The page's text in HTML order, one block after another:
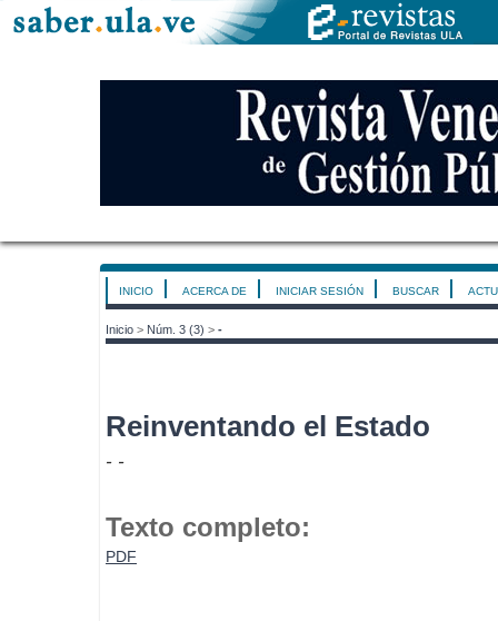
INICIO ACERCA DE INICIAR SESIÓN BUSCAR
Inicio > Núm. 3 (3) > -
Reinventando el Estado
- -
Texto completo:
PDF